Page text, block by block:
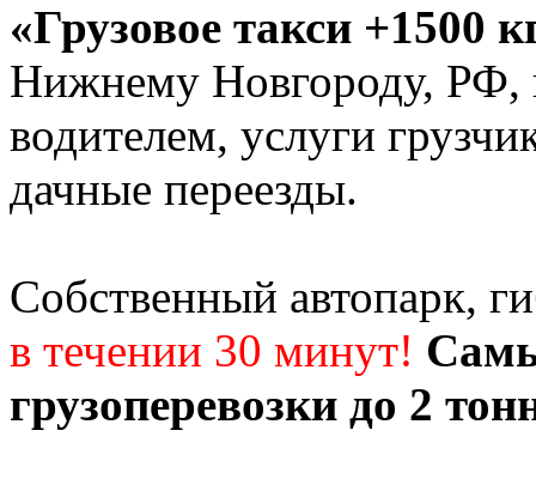
«Грузовое такси +1500
Нижнему Новгороду, РФ,
водителем, услуги
дачные переезды.
Собственный автопарк,
в течении 30 минут!
грузоперевозки до 2